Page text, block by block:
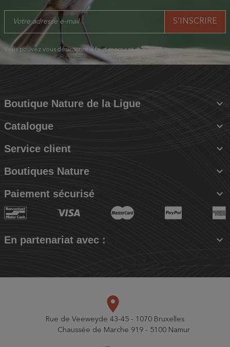
Vous pouvez vous désinscrire à tout moment.
Boutique Nature de la Ligue 
Catalogue 
Service client 
Boutiques Nature 
Paiement sécurisé 
En partenariat avec : 
place
Rue de Veeweyde 43-45 - 1070 Bruxelles
Chaussée de Marche 919 - 5100 Namur